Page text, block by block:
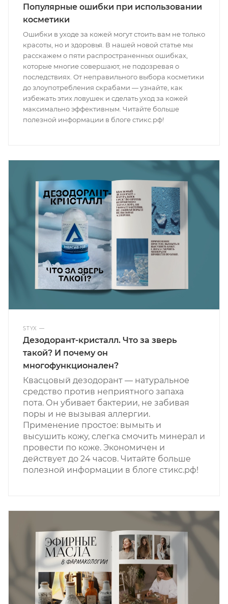
Популярные ошибки при использовании
косметики
Ошибки в уходе за кожей могут стоить вам не только
красоты, но и здоровья. В нашей новой статье мы
расскажем о пяти распространенных ошибках,
которые многие совершают, не подозревая о
последствиях. От неправильного выбора косметики
до злоупотребления скрабами — узнайте, как
избежать этих ловушек и сделать уход за кожей
максимально эффективным. Читайте больше
полезной информации в блоге стикс.рф!
STYX —
Дезодорант-кристалл. Что за зверь
такой? И почему он
многофункционален?
Квасцовый дезодорант — натуральное
средство против неприятного запаха
пота. Он убивает бактерии, не забивая
поры и не вызывая аллергии.
Применение простое: вымыть и
высушить кожу, слегка смочить минерал и
провести по коже. Экономичен и
действует до 24 часов. Читайте больше
полезной информации в блоге стикс.рф!